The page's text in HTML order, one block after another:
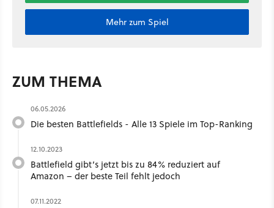
Mehr zum Spiel
ZUM THEMA
06.05.2026
Die besten Battlefields - Alle 13 Spiele im Top-Ranking
12.10.2023
Battlefield gibt’s jetzt bis zu 84% reduziert auf
Amazon – der beste Teil fehlt jedoch
07.11.2022